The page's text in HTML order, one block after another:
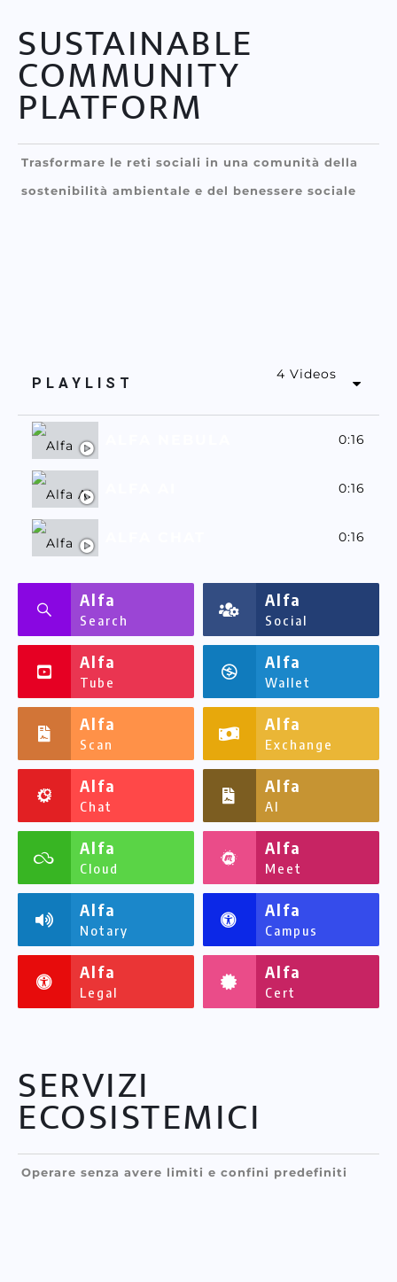
SUSTAINABLE
COMMUNITY
PLATFORM
Trasformare le reti sociali in una comunità della
sostenibilità ambientale e del benessere sociale
PLAYLIST
4 Videos
0:16
0:16
0:16
ALFASSA 0:16
Alfa
Search
Alfa
Social
Alfa
Tube
Alfa
Wallet
Alfa
Scan
Alfa
Exchange
Alfa
Chat
Alfa
AI
Alfa
Cloud
Alfa
Meet
Alfa
Notary
Alfa
Campus
Alfa
Legal
Alfa
Cert
SERVIZI
ECOSISTEMICI
Operare senza avere limiti e confini predefiniti